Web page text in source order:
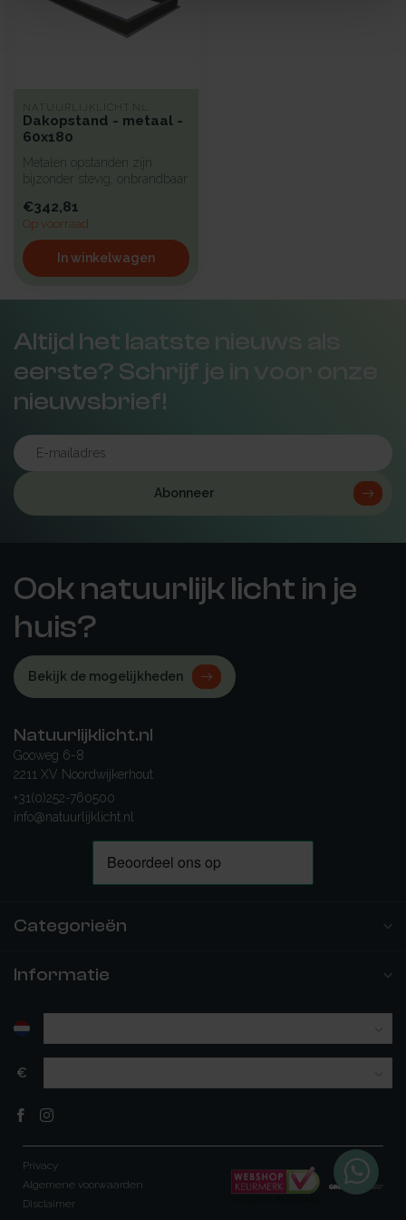
NATUURLIJKLICHT.NL
Dakopstand - metaal -
60x180
Metalen opstanden zijn
bijzonder stevig, onbrandbaar
€342,81
Op voorraad
In winkelwagen
Altijd het laatste nieuws als
eerste? Schrijf je in voor onze
nieuwsbrief!
Abonneer
Ook natuurlijk licht in je
huis?
Bekijk de mogelijkheden
Natuurlijklicht.nl
Gooweg 6-8
2211 XV Noordwijkerhout
+31(0)252-760500
info@natuurlijklicht.nl
Categorieën
Informatie
€
Privacy
Algemene voorwaarden
Disclaimer